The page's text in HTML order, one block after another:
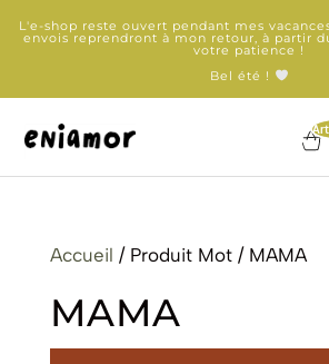
L'e-shop reste ouvert pendant mes
envois reprendront à mon retour, à partir
votre patience !
Bel été !
Accueil / Produit Mot / MAMA
MAMA